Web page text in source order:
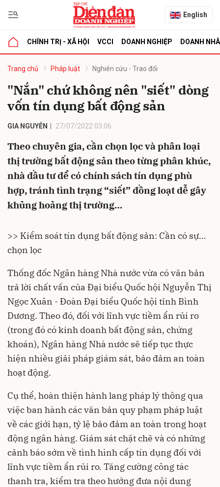
English
CHÍNH TRỊ - XÃ HỘI VCCI DOANH NGHIỆP DOANH
Trang chủ Pháp luật Nghiên cứu - Trao đổi
"Nắn" chứ không nên "siết" dòng
vốn tín dụng bất động sản
GIA NGUYỄN 27/07/2022 03:06
Theo chuyên gia, cần chọn lọc và phân loại
thị trường bất động sản theo từng phân khúc,
nhà đầu tư để có chính sách tín dụng phù
hợp, tránh tình trạng “siết” đồng loạt dễ gây
khủng hoảng thị trường…
>> Kiểm soát tín dụng bất động sản: Cần có sự…
chọn lọc
Thống đốc Ngân hàng Nhà nướcvừa có văn bản
trả lời chất vấn của Đại biểu Quốc hội Nguyễn Thị
Ngọc Xuân - Đoàn Đại biểu Quốc hội tỉnh Bình
Dương. Theo đó, đối với lĩnh vực tiềm ẩn rủi ro
(trong đó có kinh doanhbất động sản, chứng
khoán), Ngân hàng Nhà nước sẽ tiếp tục thực
hiện nhiều giải pháp giám sát, bảo đảm an toàn
hoạt động.
Cụ thể, hoàn thiện hành lang pháp lý thông qua
việc ban hành các văn bản quy phạm pháp luật
về các giới hạn, tỷ lệ bảo đảm an toàn trong hoạt
động ngân hàng. Giám sát chặt chẽ và có những
cảnh báo sớm về tình hình cấp tín dụng đối với
lĩnh vực tiềm ẩn rủi ro. Tăng cường công tác
thanh tra, kiểm tra theo hướng đưa nội dung
luận
Hủy